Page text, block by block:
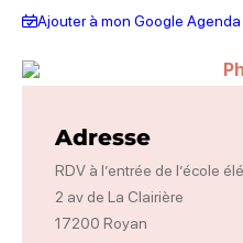
Ajouter à mon Google Agenda
Adresse
RDV à l’entrée de l’école
2 av de La Clairière
17200 Royan